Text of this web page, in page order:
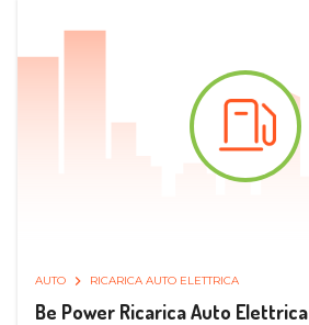
AUTO RICARICA AUTO ELETTRICA
Be Power Ricarica Auto Elettrica